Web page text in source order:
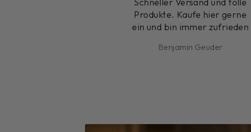
schönes Armband. Bin mit
der Qualität sehr zufrieden.
Benjamin Geuder